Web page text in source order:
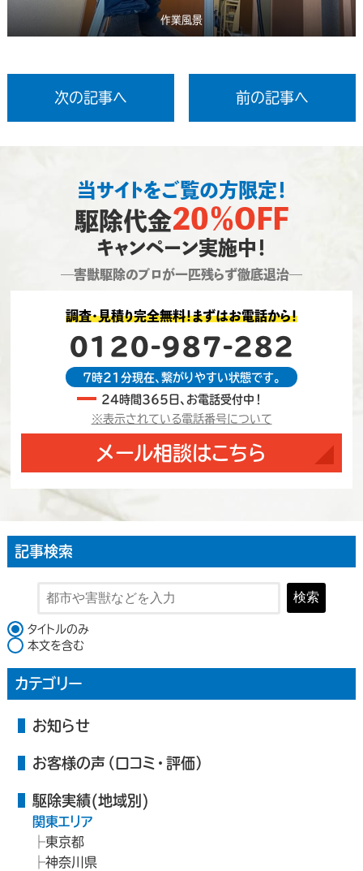
作業風景
次の記事へ 前の記事へ
当サイトをご覧の方限定！
駆除代金20％OFF
キャンペーン実施中！
―害獣駆除のプロが一匹残らず徹底退治―
調査・見積り完全無料！まずはお電話から！
0120-987-282
7時21分現在、繋がりやすい状態です。
24時間365日、お電話受付中！
※表示されている電話番号について
メール相談はこちら
記事検索
検索
検索対象
タイトルのみ
本文を含む
カテゴリー
お知らせ
お客様の声（口コミ・評価）
駆除実績(地域別)
関東エリア
東京都
神奈川県